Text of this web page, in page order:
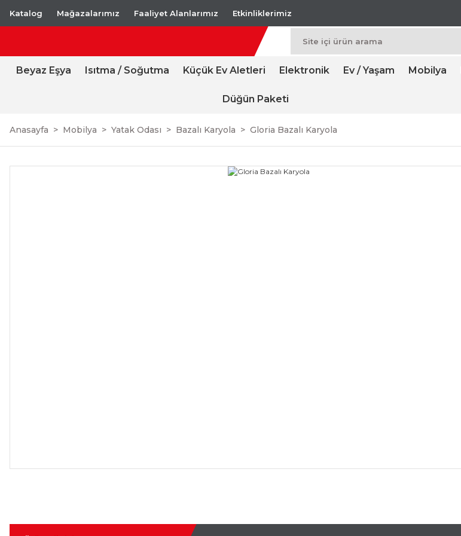
Katalog Mağazalarımız Faaliyet Alanlarımız Etkinliklerimiz
Beyaz Eşya Isıtma / Soğutma Küçük Ev Aletleri Elektronik Ev / Yaşam Mobilya
Düğün Paketi
Anasayfa Mobilya Yatak Odası Bazalı Karyola Gloria Bazalı Karyola